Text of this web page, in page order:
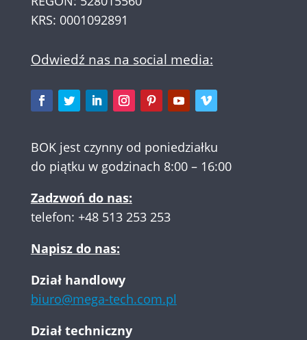
KRS: 0001092891
Odwiedź nas na social media:
BOK jest czynny od poniedziałku
do piątku w godzinach 8:00 – 16:00
Zadzwoń do nas:
telefon: +48 513 253 253
Napisz do nas:
Dział handlowy
biuro@mega-tech.com.pl
Dział techniczny